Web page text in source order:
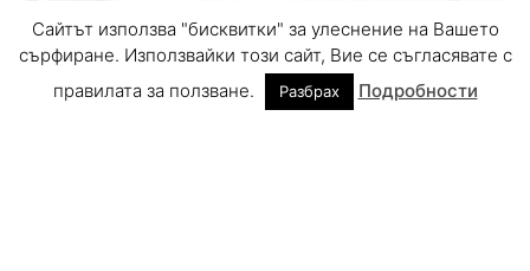
Сайтът използва "бисквитки" за улеснение на Вашето
сърфиране. Използвайки този сайт, Вие се съгласявате с
правилата за ползване.
Разбрах Подробности